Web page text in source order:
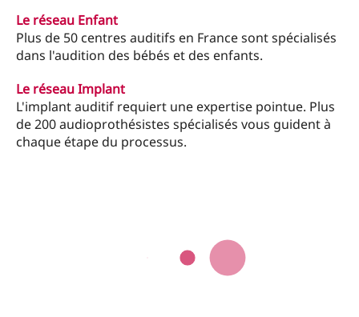
Le réseau Enfant
Plus de 50 centres auditifs en France sont spécialisés
dans l'audition des bébés et des enfants.
Le réseau Implant
L'implant auditif requiert une expertise pointue. Plus
de 200 audioprothésistes spécialisés vous guident à
chaque étape du processus.